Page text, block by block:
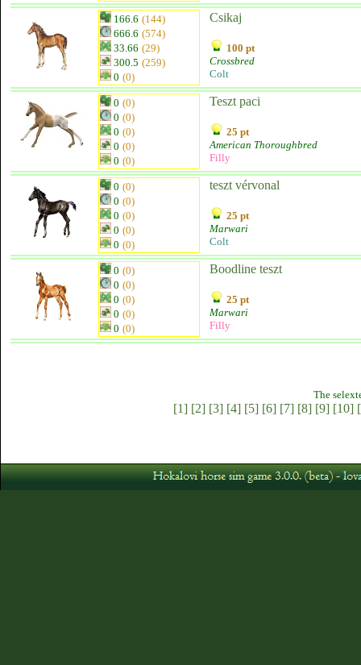
166.6 (144)
666.6 (574)
33.66 (29)
300.5 (259)
0 (0)
Csikaj
100 pt
Crossbred
Colt
0 (0)
0 (0)
0 (0)
0 (0)
0 (0)
Teszt paci
25 pt
American Thoroughbred
Filly
0 (0)
0 (0)
0 (0)
0 (0)
0 (0)
teszt vérvonal
25 pt
Marwari
Colt
0 (0)
0 (0)
0 (0)
0 (0)
0 (0)
Boodline teszt
25 pt
Marwari
Filly
The
[1] [2] [3] [4] [5] [6] [7] [8] [9] [10]